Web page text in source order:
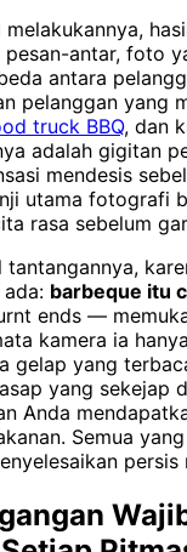
pesan-antar, foto
antara
pelanggan yang
truck BBQ, dan
adalah gigitan
mendesis
utama fotografi
rasa sebelum
barbeque itu
ends —
kamera ia
gelap yang
yang sekejap
Anda
Semua
persis